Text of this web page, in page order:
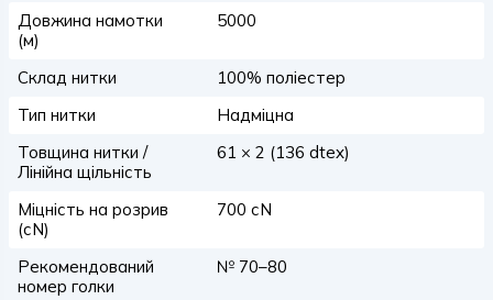
Довжина намотки
(м)
5000
Склад нитки
100% поліестер
Тип нитки
Надміцна
Товщина нитки /
Лінійна щільність
61 × 2 (136 dtex)
Міцність на розрив
(сN)
700 сN
Рекомендований
номер голки
№ 70–80